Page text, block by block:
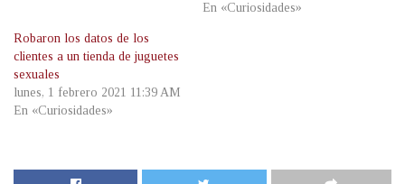
En «Curiosidades»
Robaron los datos de los
clientes a un tienda de juguetes
sexuales
lunes, 1 febrero 2021 11:39 AM
En «Curiosidades»